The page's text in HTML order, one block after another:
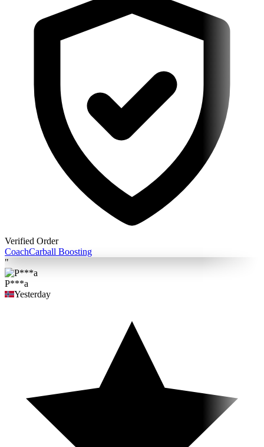
Verified Order
CoachCarball Boosting
"
P***a
Yesterday